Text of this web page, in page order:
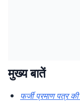
मुख्य बातें
फर्जी प्रमाण पत्र